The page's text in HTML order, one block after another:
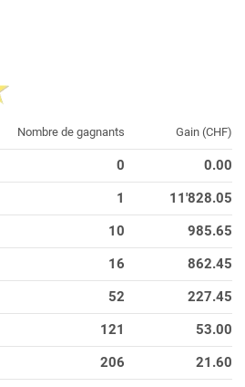
Nombre de gagnants Gain (CHF)
0
0.00
1
11'828.05
10
985.65
16
862.45
52
227.45
121
53.00
206
21.60